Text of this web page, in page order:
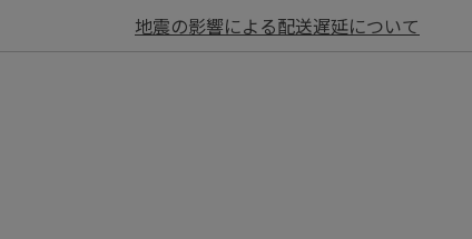
地震の影響による配送遅延について